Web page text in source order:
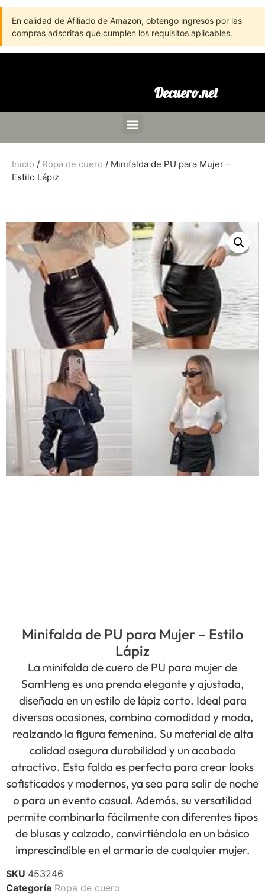
En calidad de Afiliado de Amazon, obtengo ingresos por las
compras adscritas que cumplen los requisitos aplicables.
Decuero.net
Inicio / Ropa de cuero / Minifalda de PU para Mujer –
Estilo Lápiz
Minifalda de PU para Mujer – Estilo
Lápiz
La minifalda de cuero de PU para mujer de
SamHeng es una prenda elegante y ajustada,
diseñada en un estilo de lápiz corto. Ideal para
diversas ocasiones, combina comodidad y moda,
realzando la figura femenina. Su material de alta
calidad asegura durabilidad y un acabado
atractivo. Esta falda es perfecta para crear looks
sofisticados y modernos, ya sea para salir de noche
o para un evento casual. Además, su versatilidad
permite combinarla fácilmente con diferentes tipos
de blusas y calzado, convirtiéndola en un básico
imprescindible en el armario de cualquier mujer.
SKU 453246
Categoría Ropa de cuero